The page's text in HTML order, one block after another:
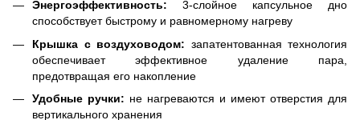
Энергоэффективность: 3-слойное капсульное дно
способствует быстрому и равномерному нагреву
Крышка с воздуховодом: запатентованная технология
обеспечивает эффективное удаление пара,
предотвращая его накопление
Удобные ручки: не нагреваются и имеют отверстия для
вертикального хранения